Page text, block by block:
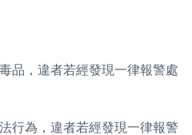
品，違者若經發現一律報警處
行為，違者若經發現一律報警